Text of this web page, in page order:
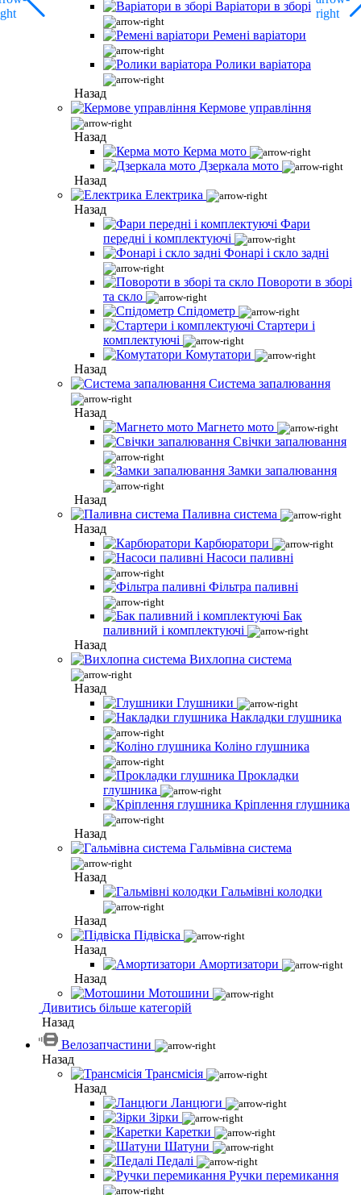
Варіатори в зборі
Ремені варіатори
Ролики варіатора
Назад
Кермове управління
Назад
Керма мото
Дзеркала мото
Назад
Електрика
Назад
Фари
передні і комплектуючі
Фонарі і скло задні
Повороти в зборі
та скло
Спідометр
Стартери і
комплектуючі
Комутатори
Назад
Система запалювання
Назад
Магнето мото
Свічки запалювання
Замки запалювання
Назад
Паливна система
Назад
Карбюратори
Насоси паливні
Фільтра паливні
Бак
паливний і комплектуючі
Назад
Вихлопна система
Назад
Глушники
Накладки глушника
Коліно глушника
Прокладки
глушника
Кріплення глушника
Назад
Гальмівна система
Назад
Гальмівні колодки
Назад
Підвіска
Назад
Амортизатори
Назад
Мотошини
Дивитись більше категорій
Назад
Велозапчастини
Назад
Трансмісія
Назад
Ланцюги
Зірки
Каретки
Шатуни
Педалі
Ручки перемикання